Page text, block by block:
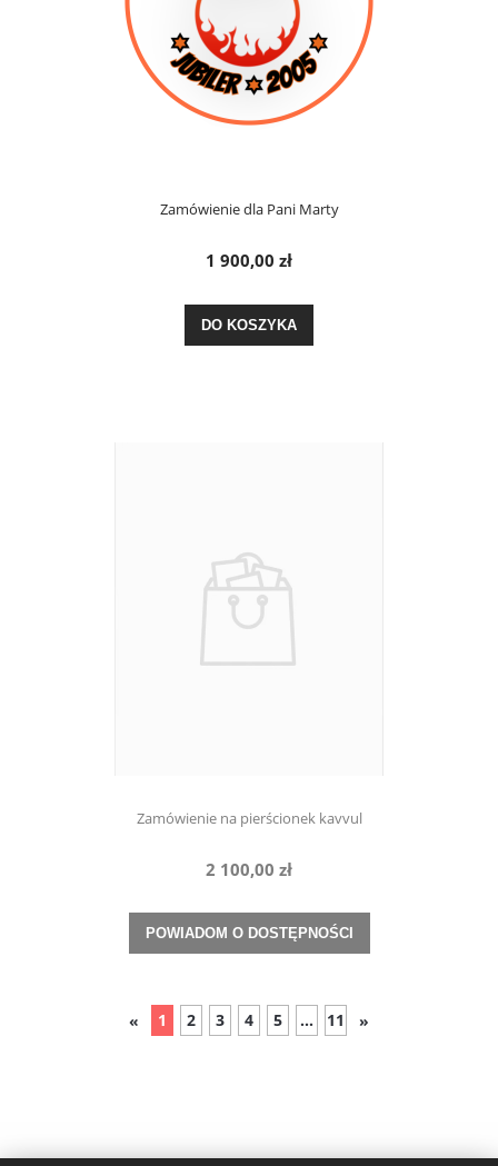
Zamówienie dla Pani Marty
1 900,00 zł
DO KOSZYKA
Zamówienie na pierścionek kavvul
2 100,00 zł
POWIADOM O DOSTĘPNOŚCI
« 1 2 3 4 5 ... 11 »